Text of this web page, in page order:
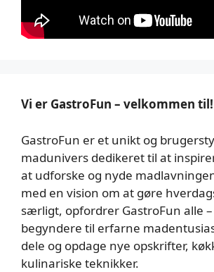
Vi er GastroFun – velkommen til!
GastroFun er et unikt og
madunivers dedikeret til at
at udforske og nyde
med en vision om at gøre
særligt, opfordrer GastroFun alle
begyndere til erfarne
dele og opdage nye opskrifter,
kulinariske teknikker.